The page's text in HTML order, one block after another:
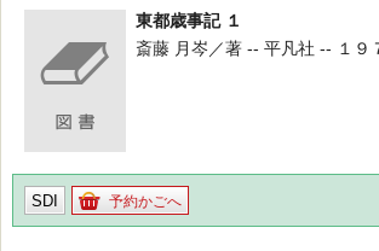
東都歳事記 １
斎藤 月岑／著 -- 平凡社 -- １９
SDI 予約かごへ